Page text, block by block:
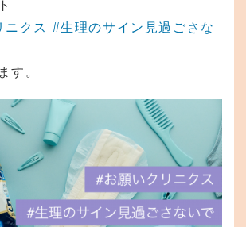
ニクス #生理のサイン見過ごさな
す。